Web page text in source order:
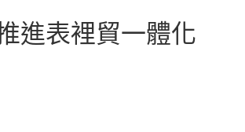
進表裡貿一體化